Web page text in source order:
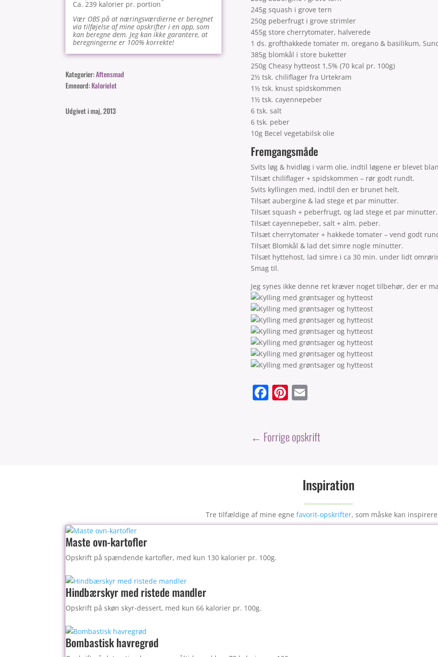
Ca. 239 kalorier pr. portion
Vær OBS på at næringsværdierne er beregnet
via tilføjelse af mine opskrifter i en app, som
kan beregne dem. Jeg kan ikke garantere, at
beregningerne er 100% korrekte!
Kategorier:Aftensmad
Emneord:Kalorielet
Udgivet i maj, 2013
245g squash i grove tern
250g peberfrugt i grove strimler
455g store cherrytomater, halverede
1 ds. grofthakkede tomater m. oregano & basilikum,
385g blomkål i store buketter
250g Cheasy hytteost 1,5% (70 kcal pr. 100g)
2½ tsk. chiliflager fra Urtekram
1½ tsk. knust spidskommen
1½ tsk. cayennepeber
6 tsk. salt
6 tsk. peber
10g Becel vegetabilsk olie
Fremgangsmåde
Svits løg & hvidløg i varm olie, indtil løgene er blevet
Tilsæt chiliflager + spidskommen – rør godt rundt.
Svits kyllingen med, indtil den er brunet helt.
Tilsæt aubergine & lad stege et par minutter.
Tilsæt squash + peberfrugt, og lad stege et par minutter.
Tilsæt cayennepeber, salt + alm. peber.
Tilsæt cherrytomater + hakkede tomater – vend godt
Tilsæt Blomkål & lad det simre nogle minutter.
Tilsæt hyttehost, lad simre i ca 30 min. under lidt
Smag til.
Jeg synes ikke denne ret kræver noget tilbehør, der er
F
e
Pi
e
E
l
← Forrige opskrift
Inspiration
Tre tilfældige af mine egne favorit-opskrifter, som måske kan
Maste ovn-kartofler
Opskrift på spændende kartofler, med kun 130 kalorier pr. 100g.
Hindbærskyr med ristede mandler
Opskrift på skøn skyr-dessert, med kun 66 kalorier pr. 100g.
Bombastisk havregrød